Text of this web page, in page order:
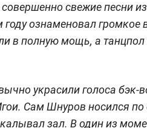
свежие песни
году ознаменовал
в полную мощь, а
украсили голоса
Сам Шнуров носился по
зал. В один из